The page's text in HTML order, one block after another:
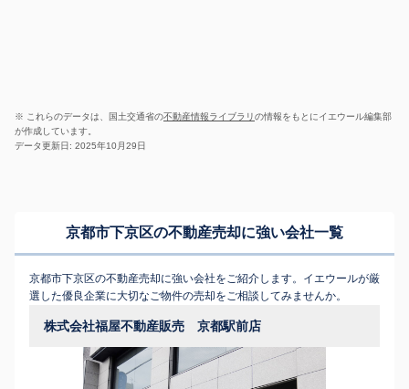
※ これらのデータは、国土交通省の不動産情報ライブラリの情報をもとにイエウール編集部
が作成しています。
データ更新日: 2025年10月29日
京都市下京区の不動産売却に強い会社一覧
京都市下京区の不動産売却に強い会社をご紹介します。イエウールが厳
選した優良企業に大切なご物件の売却をご相談してみませんか。
株式会社福屋不動産販売 京都駅前店